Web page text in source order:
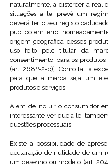
naturalmente, a distorcer a
situações a lei prevê um
deverá ter o seu registo
público em erro,
origem geográfica desses
uso feito pelo titular da
consentimento, para os produtos
(art. 268.º-2-b)). Como tal, a
para que a marca seja um
produtos e serviços.
Além de incluir o consumidor
interessante ver que a lei
questões processuais.
Existe a possibilidade de
declaração de nulidade de um
um desenho ou modelo (art.